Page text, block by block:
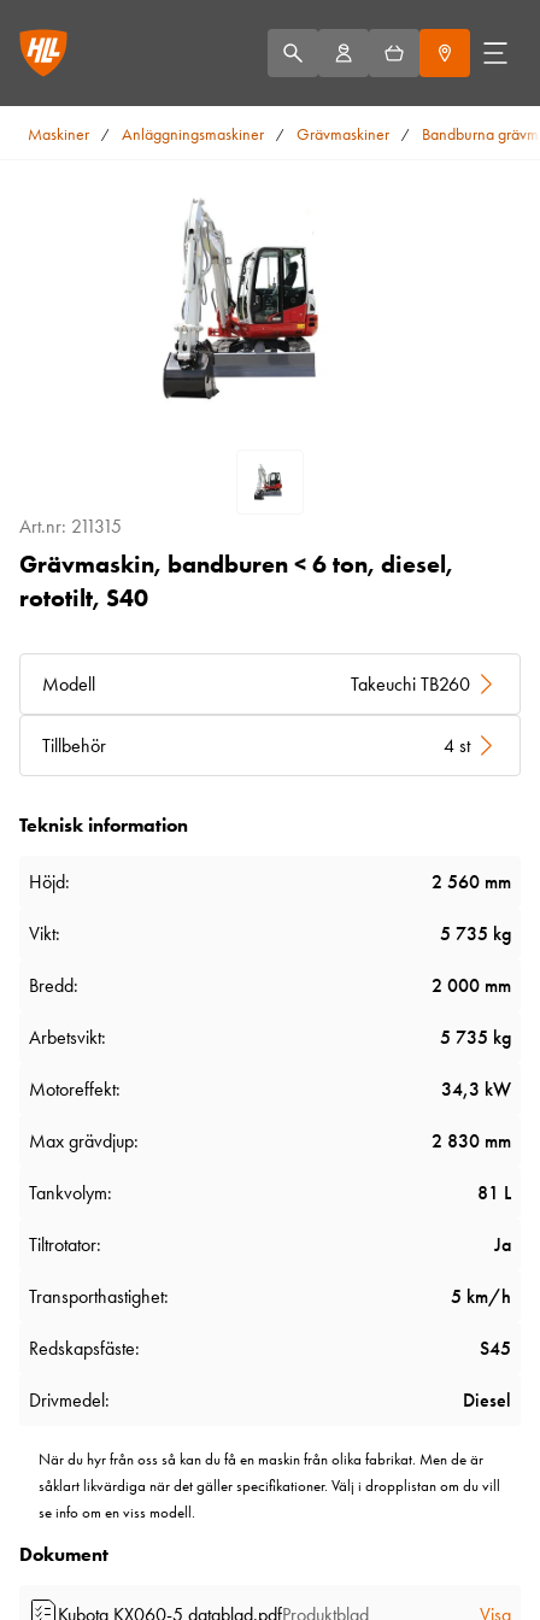
Maskiner / Anläggningsmaskiner / Grävmaskiner / Bandburna
Art.nr: 211315
Grävmaskin, bandburen < 6 ton, diesel,
rototilt, S40
Modell Takeuchi TB260
Tillbehör 4 st
Teknisk information
Höjd: 2 560 mm
Vikt: 5 735 kg
Bredd: 2 000 mm
Arbetsvikt: 5 735 kg
Motoreffekt: 34,3 kW
Max grävdjup: 2 830 mm
Tankvolym: 81 L
Tiltrotator: Ja
Transporthastighet: 5 km/h
Redskapsfäste: S45
Drivmedel: Diesel
När du hyr från oss så kan du få en maskin från olika fabrikat. Men de är
såklart likvärdiga när det gäller specifikationer. Välj i dropplistan om du vill
se info om en viss modell.
Dokument
Kubota KX060-5 datablad.pdfProduktblad Visa